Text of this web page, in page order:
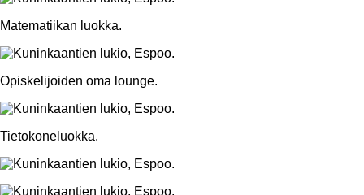
Matematiikan luokka.
Opiskelijoiden oma lounge.
Tietokoneluokka.